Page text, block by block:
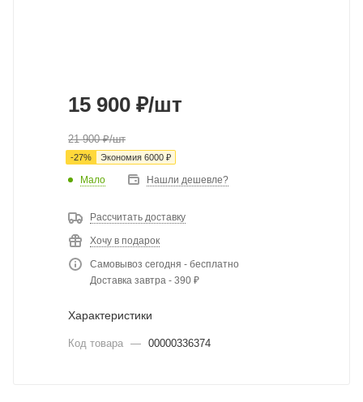
15 900 ₽/шт
21 900₽/шт
-27% Экономия 6000 ₽
Мало Нашли дешевле?
Рассчитать доставку
Хочу в подарок
Самовывоз сегодня - бесплатно
Доставка завтра - 390 ₽
Характеристики
Код товара — 00000336374